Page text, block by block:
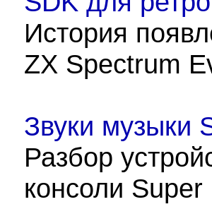
История
ZX Spectrum
Звуки музыки
Разбор
консоли